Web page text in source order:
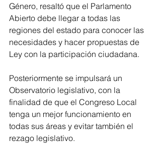
Género, resaltó que el Parlamento
Abierto debe llegar a todas las
regiones del estado para conocer las
necesidades y hacer propuestas de
Ley con la participación ciudadana.
Posteriormente se impulsará un
Observatorio legislativo, con la
finalidad de que el Congreso Local
tenga un mejor funcionamiento en
todas sus áreas y evitar también el
rezago legislativo.